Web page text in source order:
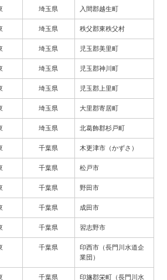
埼玉県 入間郡越生町
埼玉県 秩父郡東秩父村
埼玉県 児玉郡美里町
埼玉県 児玉郡神川町
埼玉県 児玉郡上里町
埼玉県 大里郡寄居町
埼玉県 北葛飾郡杉戸町
千葉県 木更津市（かずさ）
千葉県 松戸市
千葉県 野田市
千葉県 成田市
千葉県 習志野市
千葉県
印西市（長門川水道企
業団）
千葉県
印旛郡栄町（長門川水